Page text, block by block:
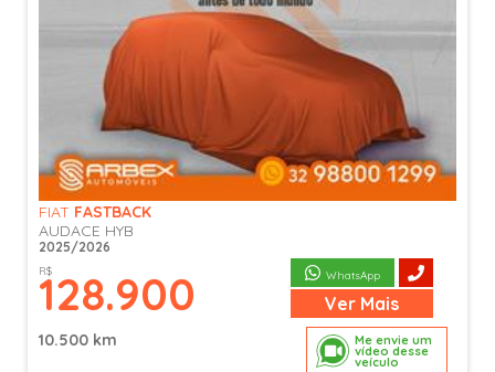
Me envie um
vídeo desse
veículo
FIAT FASTBACK
AUDACE HYB
2025/2026
R$
128.900 WhatsApp
Ver Mais
10.500 km